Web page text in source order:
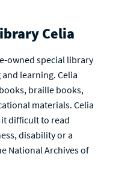
Celia
owned special library
learning. Celia
braille books,
materials. Celia
difficult to read
disability or a
National Archives of